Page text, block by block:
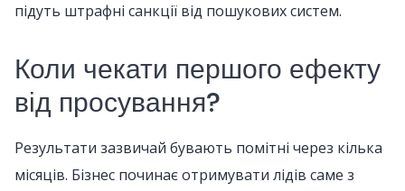
підуть штрафні санкції від пошукових систем.
Коли чекати першого ефекту
від просування?
Результати зазвичай бувають помітні через кілька
місяців. Бізнес починає отримувати лідів саме з